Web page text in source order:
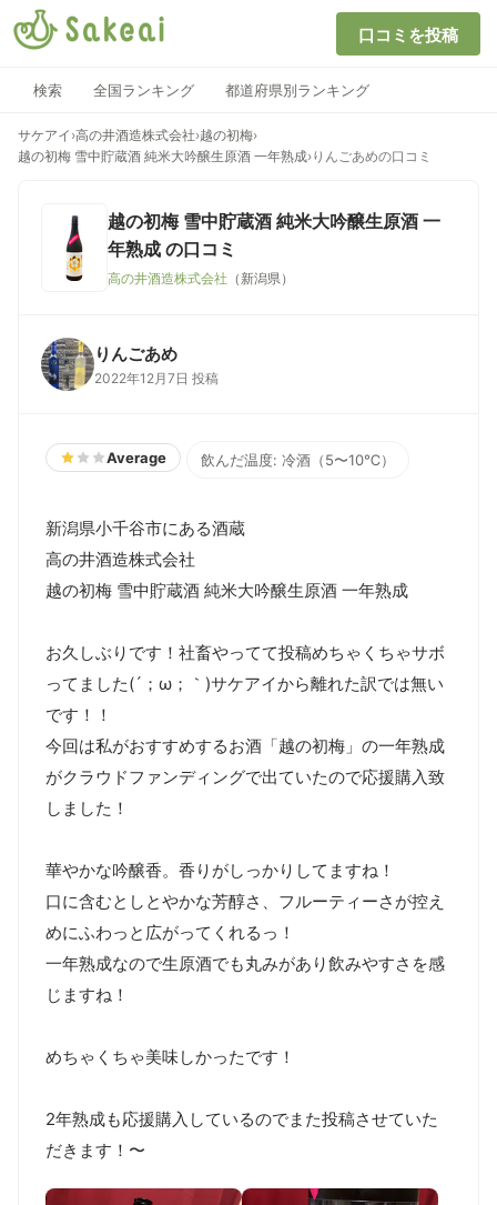
口コミを投稿
検索 全国ランキング 都道府県別ランキング
サケアイ ›高の井酒造株式会社›越の初梅›
越の初梅 雪中貯蔵酒 純米大吟醸生原酒 一年熟成›りんごあめの口コミ
越の初梅 雪中貯蔵酒 純米大吟醸生原酒 一
年熟成 の口コミ
高の井酒造株式会社 （新潟県）
りんごあめ
2022年12月7日 投稿
Average 飲んだ温度: 冷酒（5〜10℃）
新潟県小千谷市にある酒蔵
高の井酒造株式会社
越の初梅 雪中貯蔵酒 純米大吟醸生原酒 一年熟成
お久しぶりです！社畜やってて投稿めちゃくちゃサボ
ってました(´；ω；｀)サケアイから離れた訳では無い
です！！
今回は私がおすすめするお酒「越の初梅」の一年熟成
がクラウドファンディングで出ていたので応援購入致
しました！
華やかな吟醸香。香りがしっかりしてますね！
口に含むとしとやかな芳醇さ、フルーティーさが控え
めにふわっと広がってくれるっ！
一年熟成なので生原酒でも丸みがあり飲みやすさを感
じますね！
めちゃくちゃ美味しかったです！
2年熟成も応援購入しているのでまた投稿させていた
だきます！〜